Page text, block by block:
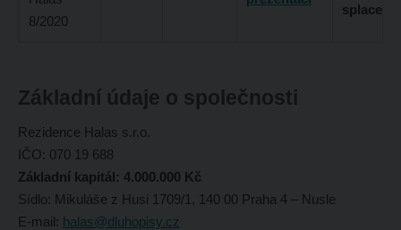
8/2020
splaceny
Základní údaje o společnosti
Rezidence Halas s.r.o.
IČO: 070 19 688
Základní kapitál: 4.000.000 Kč
Sídlo: Mikuláše z Husi 1709/1, 140 00 Praha 4 – Nusle
E-mail: halas@dluhopisy.cz